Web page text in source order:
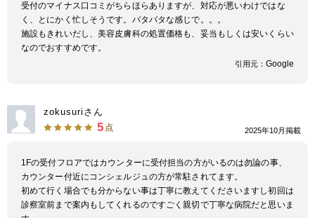
受付のマイナス口コミがちらほらありますが、対応が悪いわけではな
く、とにかく忙しそうです。バタバタな感じで。。。
施設もきれいだし、美容皮膚科の処置価格も、妥当もしくは安いくらい
なのでおすすめです。
引用元： Google
zokusuriさん
5 点 2025年10月掲載
1Fの受付フロアではカウンターに受付担当の方がいるのは勿論の事、
カウンター付近にコンシェルジュの方が常駐されてます。
初めて行く場合でも分からない事は丁寧に教えてくださいますし初回は
診察室前まで案内もしてくれるのですごく親切で丁寧な病院だと思いま